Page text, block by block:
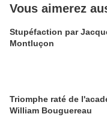
Vous aimerez
Stupéfaction par
Montluçon
Triomphe raté de
William Bouguereau